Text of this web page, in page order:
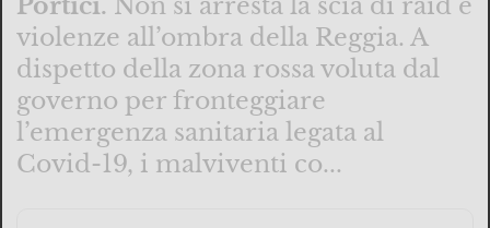
violenze all’ombra della Reggia. A
dispetto della zona rossa voluta dal
governo per fronteggiare
l’emergenza sanitaria legata al
Covid-19, i malviventi co...